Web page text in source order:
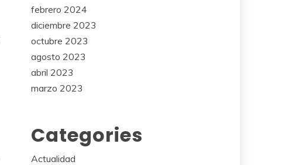
febrero 2024
diciembre 2023
octubre 2023
agosto 2023
abril 2023
marzo 2023
Categories
Actualidad